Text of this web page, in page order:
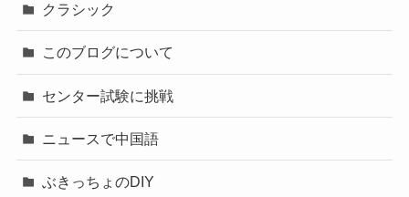
クラシック
このブログについて
センター試験に挑戦
ニュースで中国語
ぶきっちょのDIY